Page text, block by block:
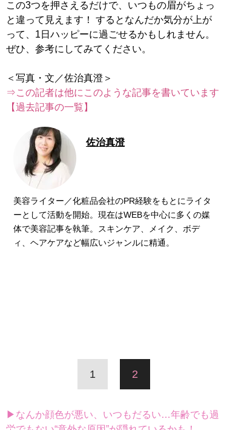
この3つを押さえるだけで、いつもの眉がちょっ
と違って見えます！ するとなんだか気分が上が
って、1日ハッピーに過ごせるかもしれません。
ぜひ、参考にしてみてください。
⇒この記者は他にこのような記事を書いています
【過去記事の一覧】
佐治真澄
美容ライター／化粧品会社のPR経験をもとにライタ
ーとして活動を開始。現在はWEBを中心に多くの媒
体で美容記事を執筆。スキンケア、メイク、ボデ
ィ、ヘアケアなど幅広いジャンルに精通。
1 2
▶なんか顔色が悪い、いつもだるい…年齢でも過